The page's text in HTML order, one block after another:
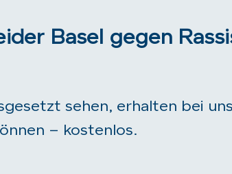
Basel gegen
sehen, erhalten bei
– kostenlos.